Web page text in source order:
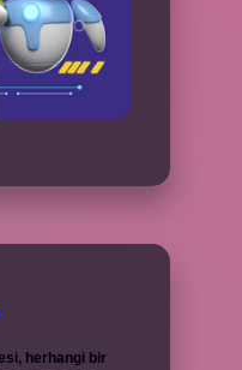
herhangi bir